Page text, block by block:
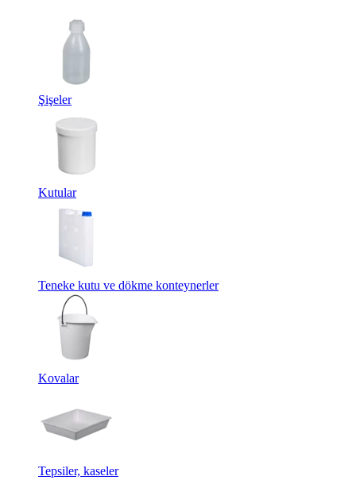
Şişeler
Kutular
Teneke kutu ve dökme konteynerler
Kovalar
Tepsiler, kaseler